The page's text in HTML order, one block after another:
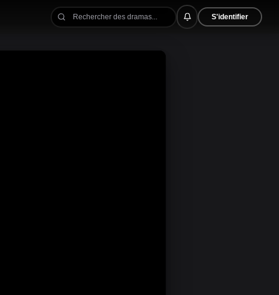
S'identifier